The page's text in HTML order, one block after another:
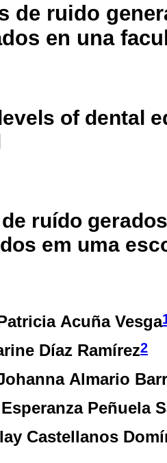
de ruido
en una
of dental
ruído
em uma
Acuña Vesga
Díaz Ramírez2
Almario
Peñuela
Castellanos